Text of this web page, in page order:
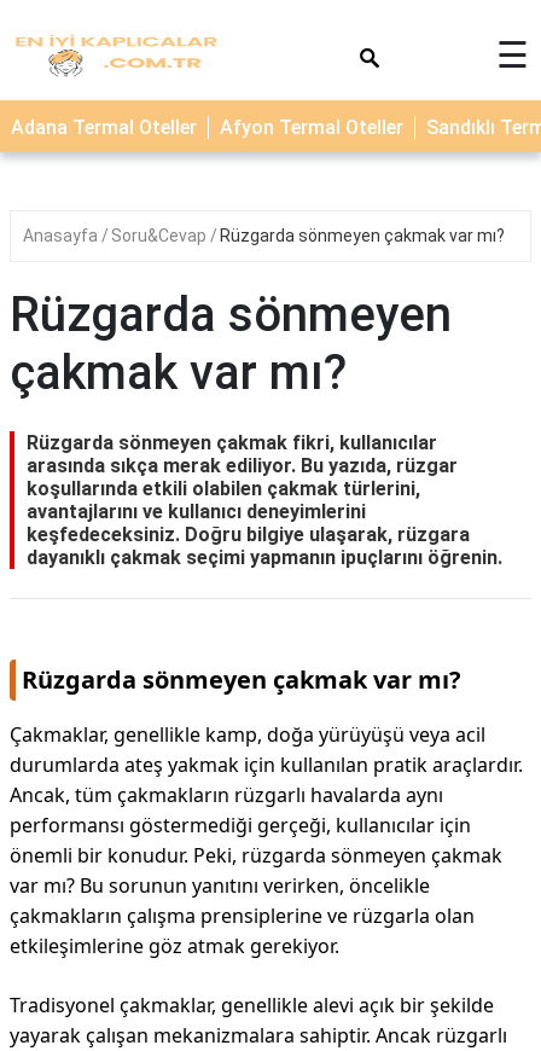
TERMAL
OTELLER
☰
Adana Termal Oteller Afyon Termal Oteller Sandıklı
Anasayfa Soru&Cevap Rüzgarda sönmeyen çakmak var mı?
Rüzgarda sönmeyen
çakmak var mı?
Rüzgarda sönmeyen çakmak fikri, kullanıcılar
arasında sıkça merak ediliyor. Bu yazıda, rüzgar
koşullarında etkili olabilen çakmak türlerini,
avantajlarını ve kullanıcı deneyimlerini
keşfedeceksiniz. Doğru bilgiye ulaşarak, rüzgara
dayanıklı çakmak seçimi yapmanın ipuçlarını öğrenin.
Rüzgarda sönmeyen çakmak var mı?
Çakmaklar, genellikle kamp, doğa yürüyüşü veya acil
durumlarda ateş yakmak için kullanılan pratik araçlardır.
Ancak, tüm çakmakların rüzgarlı havalarda aynı
performansı göstermediği gerçeği, kullanıcılar için
önemli bir konudur. Peki, rüzgarda sönmeyen çakmak
var mı? Bu sorunun yanıtını verirken, öncelikle
çakmakların çalışma prensiplerine ve rüzgarla olan
etkileşimlerine göz atmak gerekiyor.
Tradisyonel çakmaklar, genellikle alevi açık bir şekilde
yayarak çalışan mekanizmalara sahiptir. Ancak rüzgarlı